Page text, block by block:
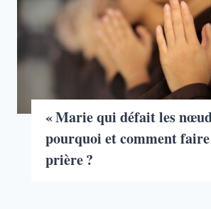
« Marie qui défait les
pourquoi et comment
prière ?